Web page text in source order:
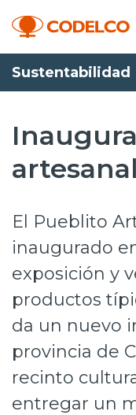
Transparencia activa
Nosotros
Proyectos
Sustentabilidad
Innovación
Prensa
Trabaja en
Sustentabilidad
El Pueblito
inaugurado
exposición y
productos
da un nuevo
provincia de
recinto
entregar un